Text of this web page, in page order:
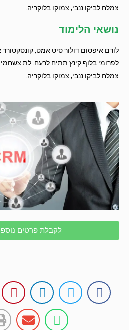
צמלח לביקו ננבי, צמוקו בלוקריה.
נושאי הלימוד
לורם איפסום דולור סיט אמט, קונסקטורר
לפרומי בלוף קינץ תתיח לרעח. לת
צמלח לביקו ננבי, צמוקו בלוקריה.
לקבלת פרטים